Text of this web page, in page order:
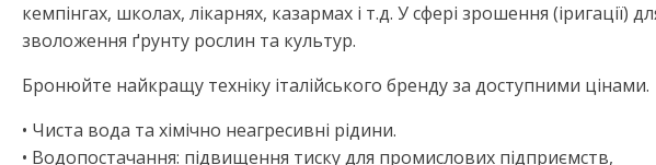
кемпінгах, школах, лікарнях, казармах і т.д. У сфері зрошення (іригації)
зволоження ґрунту рослин та культур.
Бронюйте найкращу техніку італійського бренду за доступними цінами.
• Чиста вода та хімічно неагресивні рідини.
• Водопостачання: підвищення тиску для промислових підприємств,